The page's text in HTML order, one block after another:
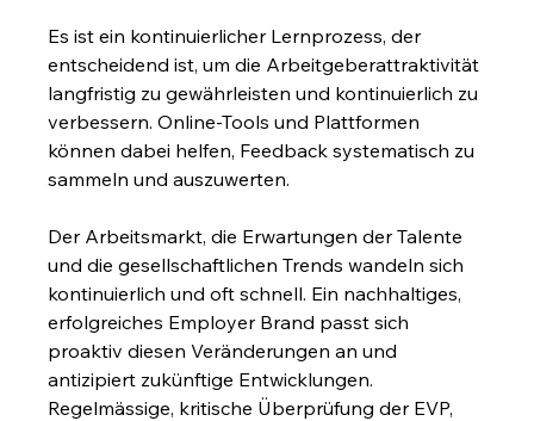
Es ist ein kontinuierlicher Lernprozess, der
entscheidend ist, um die Arbeitgeberattraktivität
langfristig zu gewährleisten und kontinuierlich zu
verbessern. Online-Tools und Plattformen
können dabei helfen, Feedback systematisch zu
sammeln und auszuwerten.
Der Arbeitsmarkt, die Erwartungen der Talente
und die gesellschaftlichen Trends wandeln sich
kontinuierlich und oft schnell. Ein nachhaltiges,
erfolgreiches Employer Brand passt sich
proaktiv diesen Veränderungen an und
antizipiert zukünftige Entwicklungen.
Regelmässige, kritische Überprüfung der EVP,